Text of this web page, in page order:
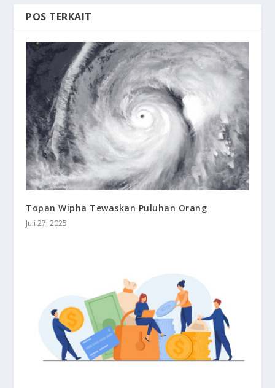
POS TERKAIT
Topan Wipha Tewaskan Puluhan Orang
Juli 27, 2025